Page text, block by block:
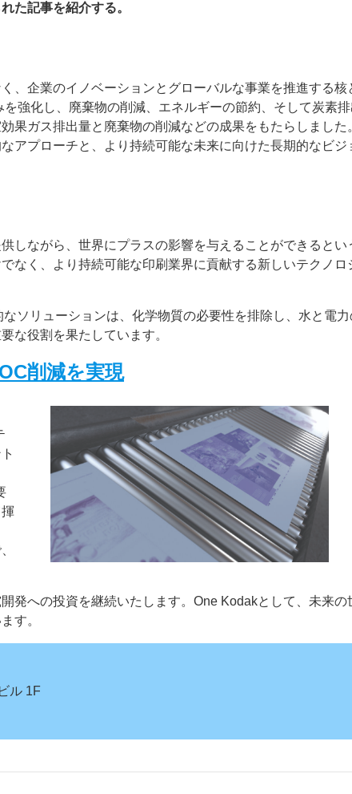
お問い合わせ
た記事を紹介する。
、企業のイノベーションとグローバルな事業を推進する核
強化し、廃棄物の削減、エネルギーの節約、そして炭素排
果ガス排出量と廃棄物の削減などの成果をもたらしました
アプローチと、より持続可能な未来に向けた長期的なビジ
しながら、世界にプラスの影響を与えることができるとい
なく、より持続可能な印刷業界に貢献する新しいテクノロ
ソリューションは、化学物質の必要性を排除し、水と電力
な役割を果たしています。
削減を実現
発への投資を継続いたします。One Kodakとして、未来の
す。
ル 1F